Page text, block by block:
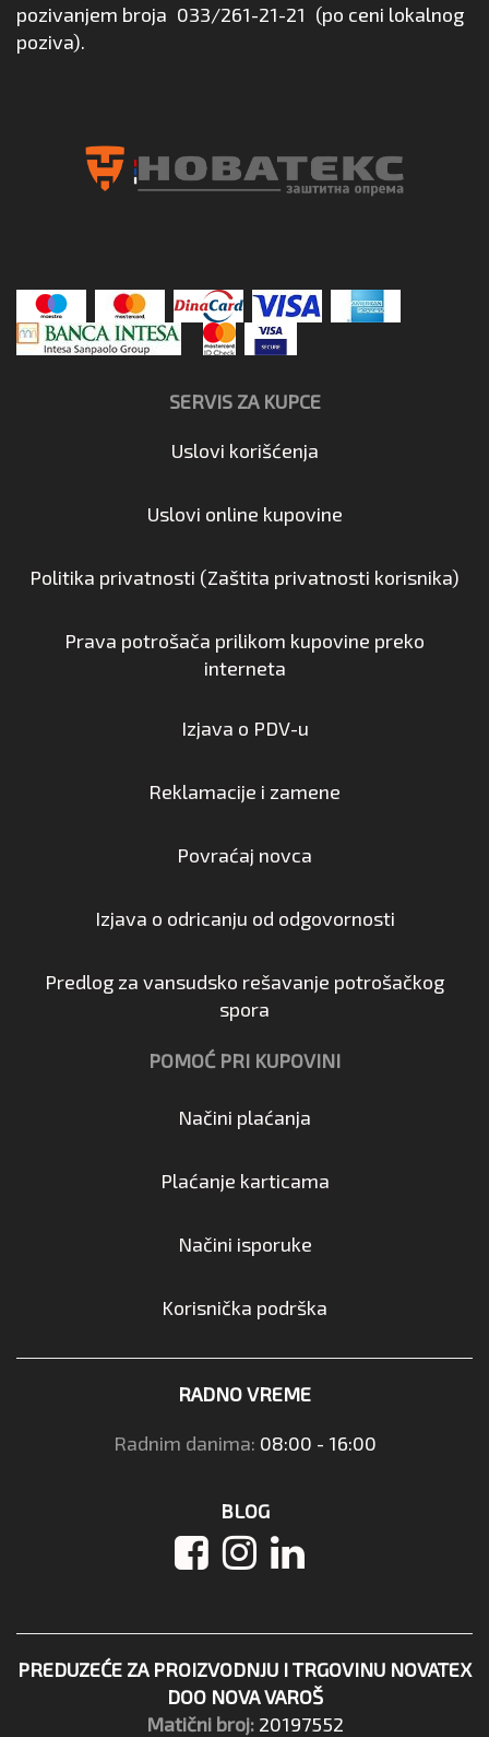
pozivanjem broja 033/261-21-21 (po ceni lokalnog
poziva).
SERVIS ZA KUPCE
Uslovi korišćenja
Uslovi online kupovine
Politika privatnosti (Zaštita privatnosti korisnika)
Prava potrošača prilikom kupovine preko
interneta
Izjava o PDV-u
Reklamacije i zamene
Povraćaj novca
Izjava o odricanju od odgovornosti
Predlog za vansudsko rešavanje potrošačkog
spora
POMOĆ PRI KUPOVINI
Načini plaćanja
Plaćanje karticama
Načini isporuke
Korisnička podrška
RADNO VREME
Radnim danima: 08:00 - 16:00
BLOG
PREDUZEĆE ZA PROIZVODNJU I TRGOVINU NOVATEX
DOO NOVA VAROŠ
Matični broj: 20197552